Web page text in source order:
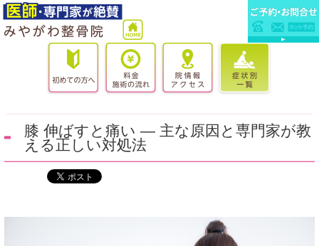
膝 伸ばすと痛い — 主な原因と専門家が教
える正しい対処法